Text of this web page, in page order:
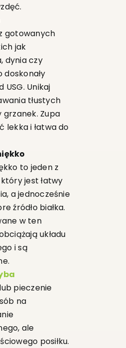
gotowanych
jak
dynia czy
doskonały
Unikaj
tłustych
Zupa
lekka i łatwa do
to jeden z
jest łatwy
a jednocześnie
źródło białka.
w ten
układu
i są
pieczenie
na
ale
posiłku.